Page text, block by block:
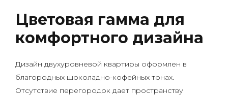
Цветовая гамма для
комфортного дизайна
Дизайн двухуровневой квартиры оформлен в
благородных шоколадно-кофейных тонах.
Отсутствие перегородок дает пространству